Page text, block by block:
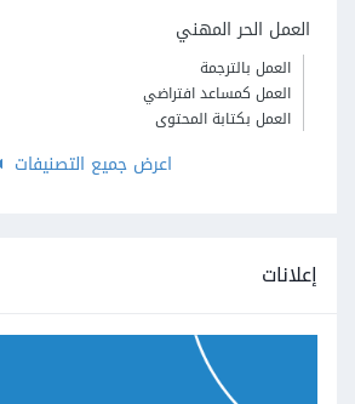
العمل الحر المهني
العمل بالترجمة
العمل كمساعد افتراضي
العمل بكتابة المحتوى
اعرض جميع التصنيفات
إعلانات